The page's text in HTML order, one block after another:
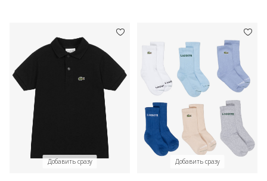
Добавить сразу Добавить сразу